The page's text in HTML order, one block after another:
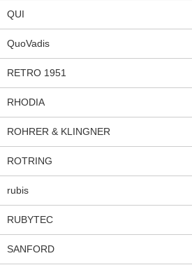
QUI
QuoVadis
RETRO 1951
RHODIA
ROHRER & KLINGNER
ROTRING
rubis
RUBYTEC
SANFORD